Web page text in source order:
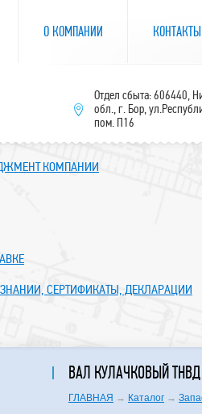
КОМПАНИИ
СЕРТИФИКАТЫ, ДЕКЛАРАЦИИ
ВАЛ КУЛАЧКОВЫЙ ТНВД
ГЛАВНАЯ → Каталог →
О КОМПАНИИ КОНТАКТЫ
Отдел сбыта: 606440,
обл., г. Бор,
пом. П16